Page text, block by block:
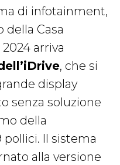
di infotainment,
della Casa
arriva
, che si
display
senza soluzione
della
Il sistema
alla versione